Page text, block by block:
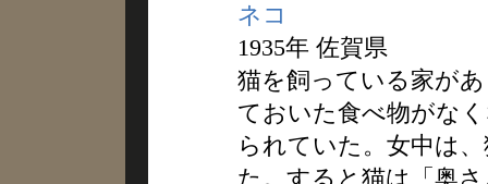
ネコ
1935年 佐賀県
猫を飼っている家が
ておいた食べ物がな
られていた。女中は
た。すると猫は「奥